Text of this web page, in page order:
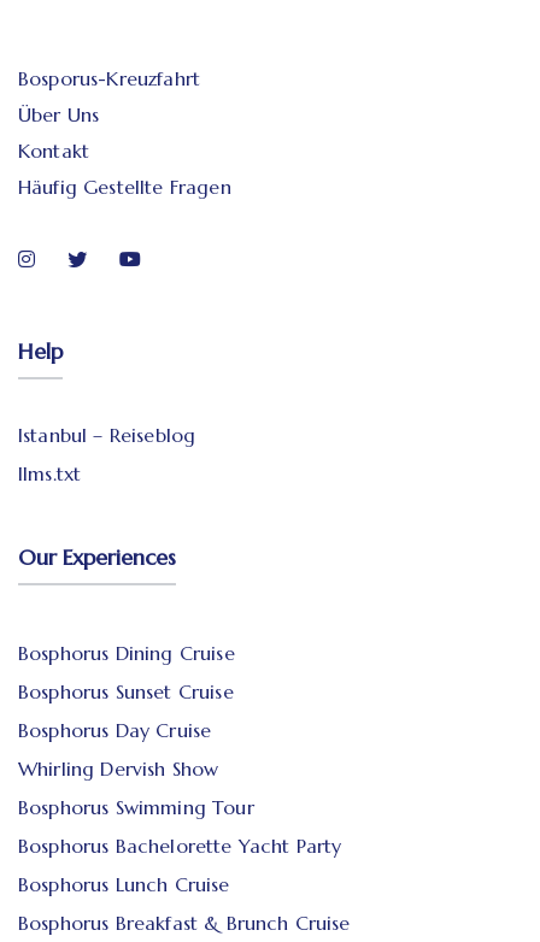
Bosporus-Kreuzfahrt
Über Uns
Kontakt
Häufig Gestellte Fragen
Help
Istanbul – Reiseblog
llms.txt
Our Experiences
Bosphorus Dining Cruise
Bosphorus Sunset Cruise
Bosphorus Day Cruise
Whirling Dervish Show
Bosphorus Swimming Tour
Bosphorus Bachelorette Yacht Party
Bosphorus Lunch Cruise
Bosphorus Breakfast & Brunch Cruise